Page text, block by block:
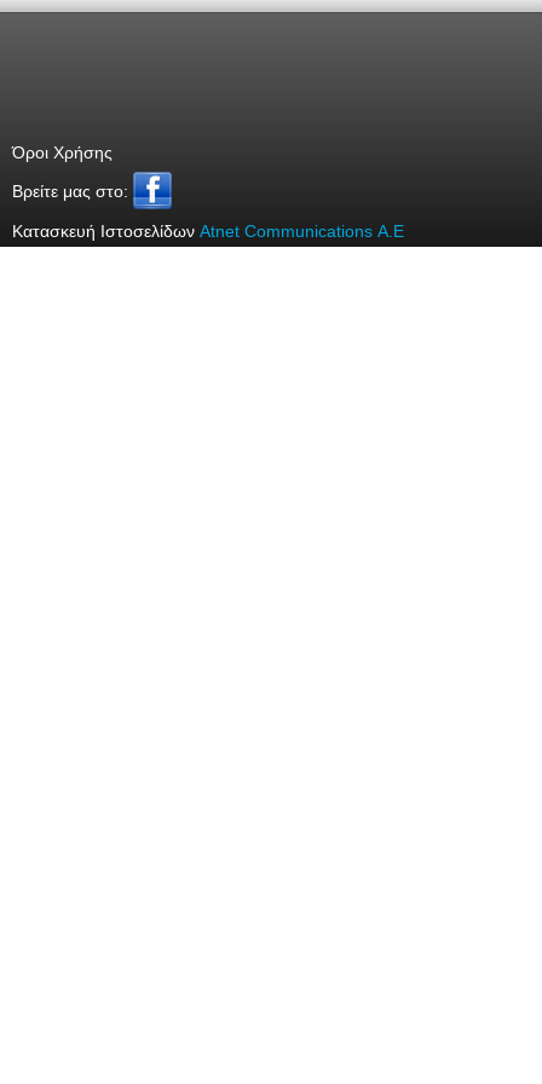
Όροι Χρήσης
Bρείτε μας στο:
Κατασκευή Ιστοσελίδων Atnet Communications Α.Ε